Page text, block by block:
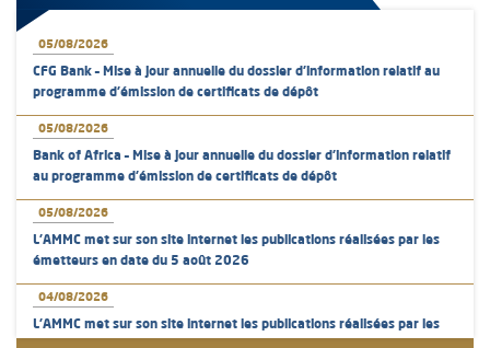
05/08/2026
CFG Bank – Mise à jour annuelle du dossier d’information relatif au
programme d'émission de certificats de dépôt
05/08/2026
Bank of Africa – Mise à jour annuelle du dossier d’information relatif
au programme d'émission de certificats de dépôt
05/08/2026
L’AMMC met sur son site internet les publications réalisées par les
émetteurs en date du 5 août 2026
04/08/2026
L’AMMC met sur son site internet les publications réalisées par les